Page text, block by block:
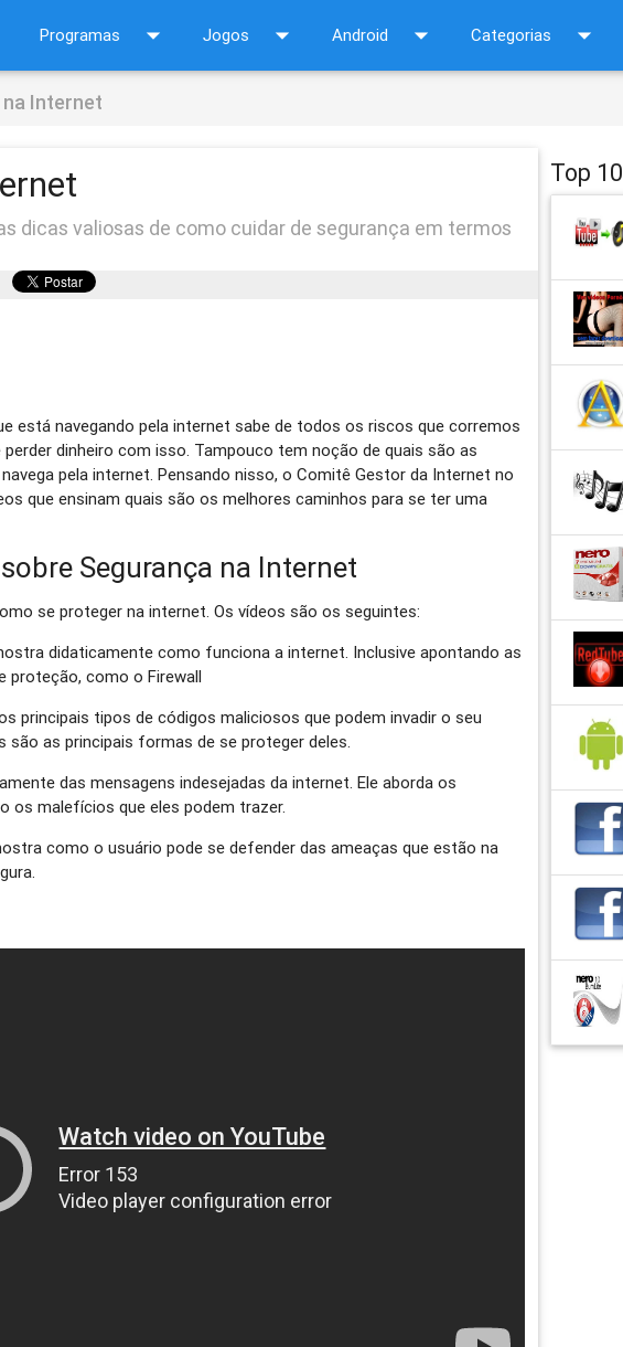
Programas arrow_drop_down Jogos arrow_drop_down Android arrow_drop_down Categorias arrow_drop_down
Internet
dicas valiosas de como cuidar de segurança em termos
está navegando pela internet sabe de todos os riscos que corremos
dinheiro com isso. Tampouco tem noção de quais são as
pela internet. Pensando nisso, o Comitê Gestor da Internet no
que ensinam quais são os melhores caminhos para se ter uma
Segurança na Internet
se proteger na internet. Os vídeos são os seguintes:
didaticamente como funciona a internet. Inclusive apontando as
proteção, como o Firewall
principais tipos de códigos maliciosos que podem invadir o seu
são as principais formas de se proteger deles.
das mensagens indesejadas da internet. Ele aborda os
os malefícios que eles podem trazer.
como o usuário pode se defender das ameaças que estão na
Top 10